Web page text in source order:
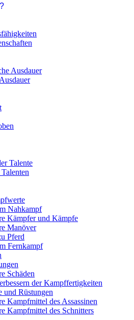
Ausdauer
Talente
Nahkampf
Kämpfer und Kämpfe
Manöver
Pferd
Fernkampf
Schäden
der Kampffertigkeiten
und Rüstungen
Kampfmittel des Assassinen
Kampfmittel des Schnitters